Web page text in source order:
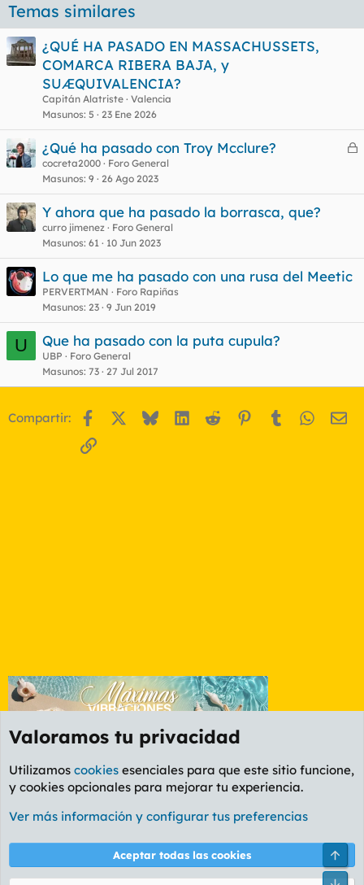
Temas similares
¿QUÉ HA PASADO EN MASSACHUSSETS,
COMARCA RIBERA BAJA, y
SUÆQUIVALENCIA?
Capitán Alatriste Valencia
Masunos 5 23 Ene 2026
C
r
¿Qué ha pasado con Troy Mcclure?
cocreta2000
Foro General
Masunos 9 26 Ago 2023
Y ahora que ha pasado la borrasca, que?
curro jimenez
Foro General
Masunos 61 10 Jun 2023
Lo que me ha pasado con una rusa del Meetic
PERVERTMAN
Foro Rapiñas
Masunos 23 9 Jun 2019
U Que ha pasado con la puta cupula?
UBP
Foro General
Masunos 73 27 Jul 2017
Compartir: Facebook BlueskyLinkedIn
Reddit Pinterest
Tumblr
Enlace
Foro General
Cookies
PL OLDSTYLE AMARILLO
Términos y reglas Política de privacidad Ayuda
Valoramos tu privacidad
Utilizamos cookies esenciales para que este sitio funcione,
y cookies opcionales para mejorar tu experiencia.
Ver más información y configurar tus preferencias
Aceptar todas las cookies